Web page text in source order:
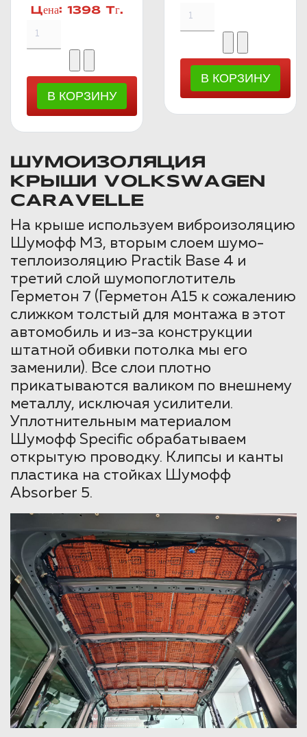
Цена: 1398 Тг.
ШУМОИЗОЛЯЦИЯ
КРЫШИ VOLKSWAGEN
CARAVELLE
На крыше используем виброизоляцию
Шумофф М3, вторым слоем шумо-
теплоизоляцию Practik Base 4 и
третий слой шумопоглотитель
Герметон 7 (Герметон А15 к сожалению
слижком толстый для монтажа в этот
автомобиль и из-за конструкции
штатной обивки потолка мы его
заменили). Все слои плотно
прикатываются валиком по внешнему
металлу, исключая усилители.
Уплотнительным материалом
Шумофф Specific обрабатываем
открытую проводку. Клипсы и канты
пластика на стойках Шумофф
Absorber 5.